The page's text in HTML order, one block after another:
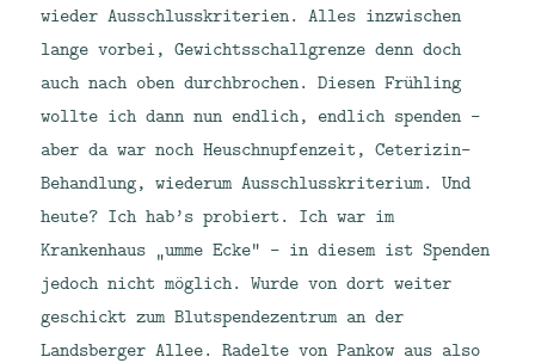
wieder Ausschlusskriterien. Alles inzwischen
lange vorbei, Gewichtsschallgrenze denn doch
auch nach oben durchbrochen. Diesen Frühling
wollte ich dann nun endlich, endlich spenden –
aber da war noch Heuschnupfenzeit, Ceterizin-
Behandlung, wiederum Ausschlusskriterium. Und
heute? Ich hab’s probiert. Ich war im
Krankenhaus „umme Ecke“ – in diesem ist Spenden
jedoch nicht möglich. Wurde von dort weiter
geschickt zum Blutspendezentrum an der
Landsberger Allee. Radelte von Pankow aus also